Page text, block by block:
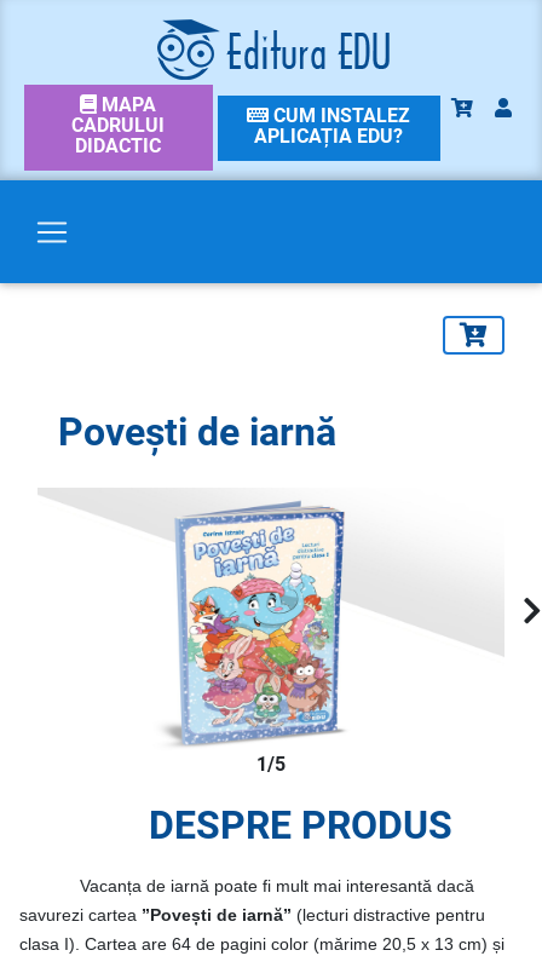
MAPA
CADRULUI
DIDACTIC
CUM INSTALEZ
APLICAȚIA EDU?
Povești de iarnă
1/5
DESPRE PRODUS
Vacanța de iarnă poate fi mult mai interesantă dacă
savurezi cartea ”Povești de iarnă” (lecturi distractive pentru
clasa I). Cartea are 64 de pagini color (mărime 20,5 x 13 cm) și